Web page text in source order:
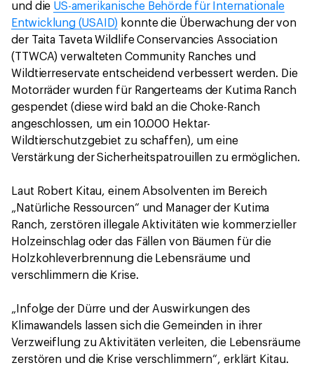
und die US-amerikanische Behörde für Internationale
Entwicklung (USAID) konnte die Überwachung der von
der Taita Taveta Wildlife Conservancies Association
(TTWCA) verwalteten Community Ranches und
Wildtierreservate entscheidend verbessert werden. Die
Motorräder wurden für Rangerteams der Kutima Ranch
gespendet (diese wird bald an die Choke-Ranch
angeschlossen, um ein 10.000 Hektar-
Wildtierschutzgebiet zu schaffen), um eine
Verstärkung der Sicherheitspatrouillen zu ermöglichen.
Laut Robert Kitau, einem Absolventen im Bereich
„Natürliche Ressourcen“ und Manager der Kutima
Ranch, zerstören illegale Aktivitäten wie kommerzieller
Holzeinschlag oder das Fällen von Bäumen für die
Holzkohleverbrennung die Lebensräume und
verschlimmern die Krise.
„Infolge der Dürre und der Auswirkungen des
Klimawandels lassen sich die Gemeinden in ihrer
Verzweiflung zu Aktivitäten verleiten, die Lebensräume
zerstören und die Krise verschlimmern“, erklärt Kitau.